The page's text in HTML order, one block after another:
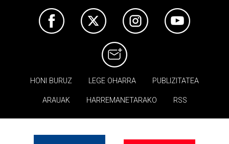
HONI BURUZ LEGE OHARRA PUBLIZITATEA
ARAUAK HARREMANETARAKO RSS